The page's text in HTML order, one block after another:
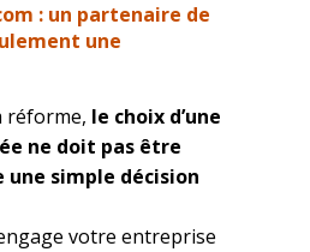
: un partenaire de
une
réforme, le choix d’une
ne doit pas être
une simple décision
votre entreprise